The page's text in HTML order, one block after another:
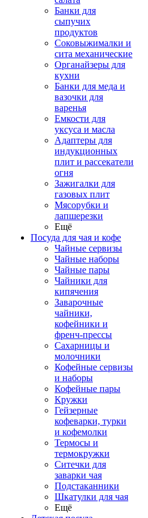
Банки для
сыпучих
продуктов
Соковыжималки и
сита механические
Органайзеры для
кухни
Банки для меда и
вазочки для
варенья
Емкости для
уксуса и масла
Адаптеры для
индукционных
плит и рассекатели
огня
Зажигалки для
газовых плит
Мясорубки и
лапшерезки
Ещё
Посуда для чая и кофе
Чайные сервизы
Чайные наборы
Чайные пары
Чайники для
кипячения
Заварочные
чайники,
кофейники и
френч-прессы
Сахарницы и
молочники
Кофейные сервизы
и наборы
Кофейные пары
Кружки
Гейзерные
кофеварки, турки
и кофемолки
Термосы и
термокружки
Ситечки для
заварки чая
Подстаканники
Шкатулки для чая
Ещё